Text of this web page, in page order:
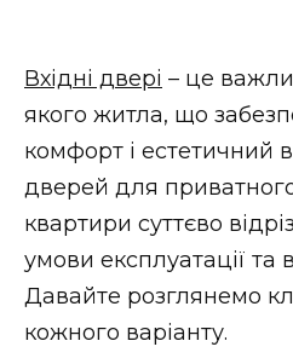
Вхідні двері – це
якого житла, що
комфорт і естетичний
дверей для
квартири суттєво
умови експлуатації та
Давайте розглянемо
кожного варіанту.